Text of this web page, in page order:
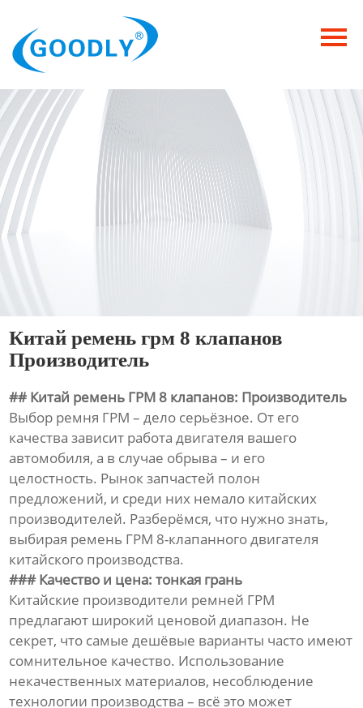
Продукция
ОТРАСЛИ
Категория
Новости
Контакты
Китай ремень грм 8 клапанов
Производитель
## Китай ремень ГРМ 8 клапанов: Производитель
Выбор ремня ГРМ – дело серьёзное. От его
качества зависит работа двигателя вашего
автомобиля, а в случае обрыва – и его
целостность. Рынок запчастей полон
предложений, и среди них немало китайских
производителей. Разберёмся, что нужно знать,
выбирая ремень ГРМ 8-клапанного двигателя
китайского производства.
### Качество и цена: тонкая грань
Китайские производители ремней ГРМ
предлагают широкий ценовой диапазон. Не
секрет, что самые дешёвые варианты часто имеют
сомнительное качество. Использование
некачественных материалов, несоблюдение
технологии производства – всё это может